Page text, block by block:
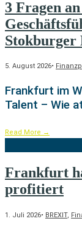
3 Fragen
Stokburger
5. August 2026•
Frankfurt im
Talent – Wie
Read More →
Frankfurt
profitiert
1. Juli 2026• BREXIT,